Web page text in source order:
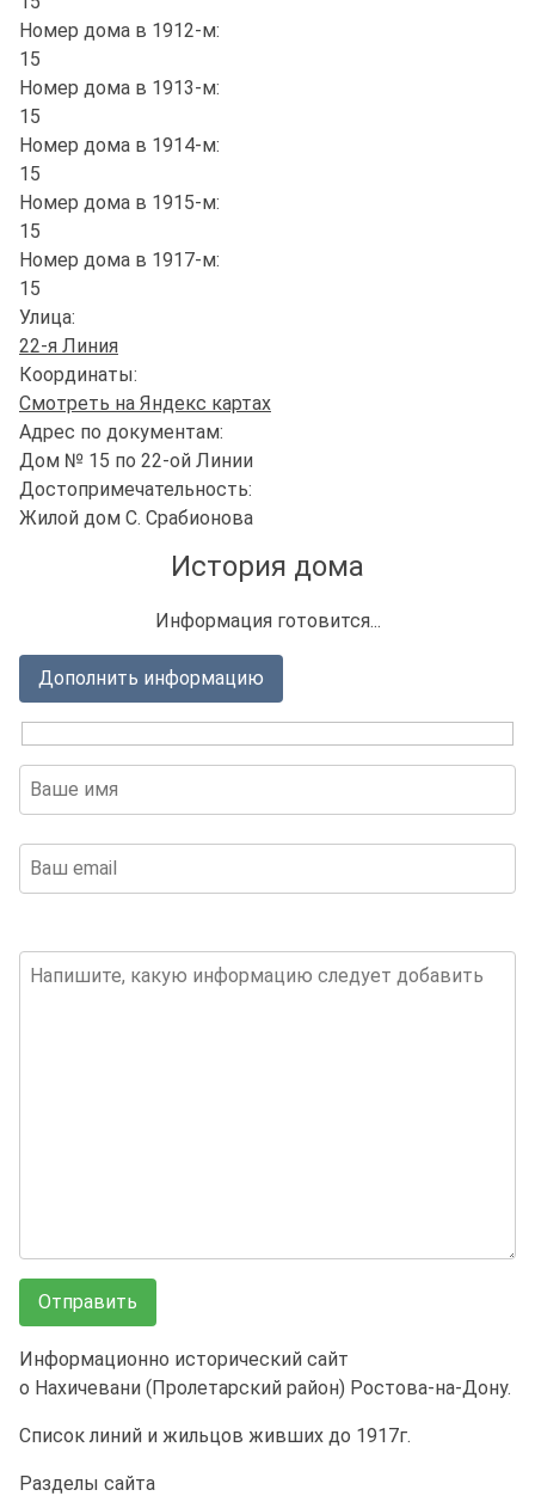
Номер дома в 1912-м:
15
Номер дома в 1913-м:
15
Номер дома в 1914-м:
15
Номер дома в 1915-м:
15
Номер дома в 1917-м:
15
Улица:
22-я Линия
Координаты:
Смотреть на Яндекс картах
Адрес по документам:
Дом № 15 по 22-ой Линии
Достопримечательность:
Жилой дом С. Срабионова
История дома
Информация готовится...
Дополнить информацию
Информационно исторический сайт
о Нахичевани (Пролетарский район) Ростова-на-Дону.
Список линий и жильцов живших до 1917г.
Разделы сайта